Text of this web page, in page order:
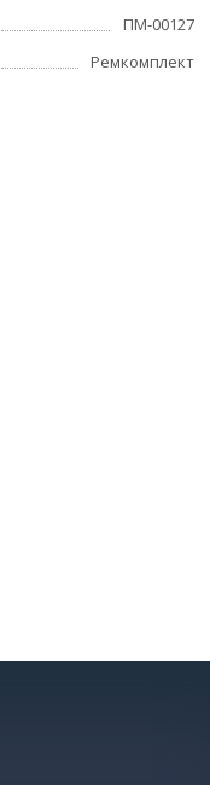
ПМ-00127
Ремкомплект